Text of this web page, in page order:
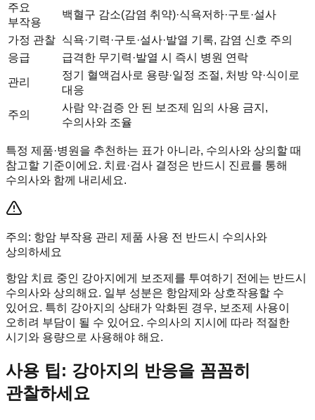
주요
부작용
백혈구 감소(감염 취약)·식욕저하·구토·설사
가정 관찰 식욕·기력·구토·설사·발열 기록, 감염 신호 주의
응급
급격한 무기력·발열 시 즉시 병원 연락
관리
정기 혈액검사로 용량·일정 조절, 처방 약·식이로
대응
주의
사람 약·검증 안 된 보조제 임의 사용 금지,
수의사와 조율
특정 제품·병원을 추천하는 표가 아니라, 수의사와 상의할 때
참고할 기준이에요. 치료·검사 결정은 반드시 진료를 통해
수의사와 함께 내리세요.
주의: 항암 부작용 관리 제품 사용 전 반드시 수의사와
상의하세요
항암 치료 중인 강아지에게 보조제를 투여하기 전에는 반드시
수의사와 상의해요. 일부 성분은 항암제와 상호작용할 수
있어요. 특히 강아지의 상태가 악화된 경우, 보조제 사용이
오히려 부담이 될 수 있어요. 수의사의 지시에 따라 적절한
시기와 용량으로 사용해야 해요.
사용 팁: 강아지의 반응을 꼼꼼히
관찰하세요